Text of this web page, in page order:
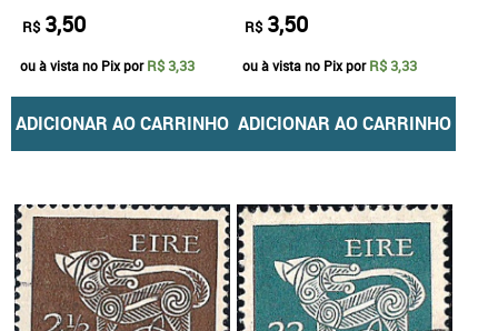
R$ 3,50
ou à vista no Pix porR$ 3,33
ADICIONAR AO CARRINHO
R$ 3,50
ou à vista no Pix porR$ 3,33
ADICIONAR AO CARRINHO